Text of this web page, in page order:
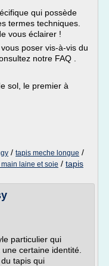
qui possède
termes techniques.
vous éclairer !
poser vis-à-vis du
notre FAQ .
sol, le premier à
/ tapis meche longue /
laine et soie / tapis
particulier qui
certaine identité.
tapis qui